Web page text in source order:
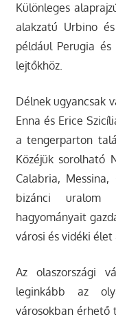
Különleges
alakzatú Urbino
például Perugia
lejtőkhöz.
Délnek ugyancsak
Enna és Erice
a tengerparton
Közéjük sorolható
Calabria,
bizánci uralom
hagyományait
városi és vidéki
Az olaszországi
leginkább az
városokban érhető